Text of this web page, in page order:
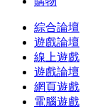
綜合論壇
遊戲論壇
線上遊戲
遊戲論壇
網頁遊戲
電腦遊戲